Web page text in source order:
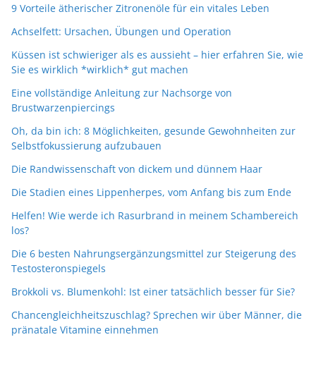
9 Vorteile ätherischer Zitronenöle für ein vitales Leben
Achselfett: Ursachen, Übungen und Operation
Küssen ist schwieriger als es aussieht – hier erfahren Sie, wie
Sie es wirklich *wirklich* gut machen
Eine vollständige Anleitung zur Nachsorge von
Brustwarzenpiercings
Oh, da bin ich: 8 Möglichkeiten, gesunde Gewohnheiten zur
Selbstfokussierung aufzubauen
Die Randwissenschaft von dickem und dünnem Haar
Die Stadien eines Lippenherpes, vom Anfang bis zum Ende
Helfen! Wie werde ich Rasurbrand in meinem Schambereich
los?
Die 6 besten Nahrungsergänzungsmittel zur Steigerung des
Testosteronspiegels
Brokkoli vs. Blumenkohl: Ist einer tatsächlich besser für Sie?
Chancengleichheitszuschlag? Sprechen wir über Männer, die
pränatale Vitamine einnehmen